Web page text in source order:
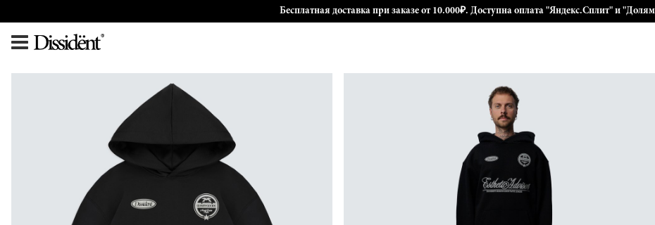
Бесплатная доставка при заказе от 10.000₽. Доступна оплата "Яндекс.Сплит" и